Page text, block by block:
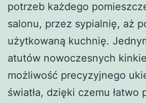
potrzeb każdego
salonu, przez sypialnię, aż
użytkowaną kuchnię.
atutów nowoczesnych
możliwość precyzyjnego
światła, dzięki czemu łatwo